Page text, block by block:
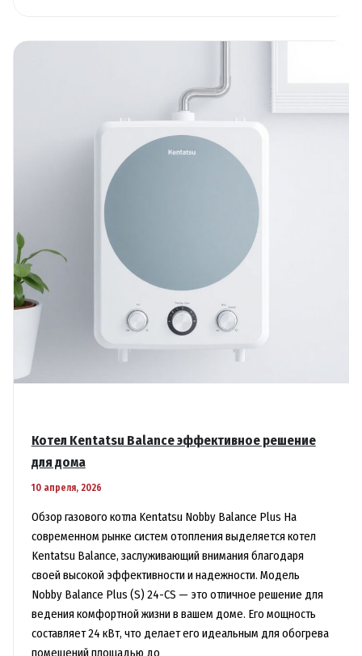
Котел Kentatsu Balance эффективное решение
для дома
10 апреля, 2026
Обзор газового котла Kentatsu Nobby Balance Plus На
современном рынке систем отопления выделяется котел
Kentatsu Balance, заслуживающий внимания благодаря
своей высокой эффективности и надежности. Модель
Nobby Balance Plus (S) 24-CS — это отличное решение для
ведения комфортной жизни в вашем доме. Его мощность
составляет 24 кВт, что делает его идеальным для обогрева
помещений площадью до